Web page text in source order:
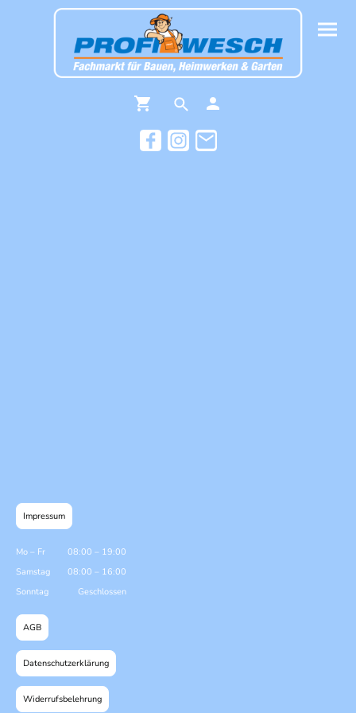
Impressum
Mo – Fr 08:00 – 19:00
Samstag
08:00 – 16:00
Sonntag
Geschlossen
AGB
Datenschutzerklärung
Widerrufsbelehrung